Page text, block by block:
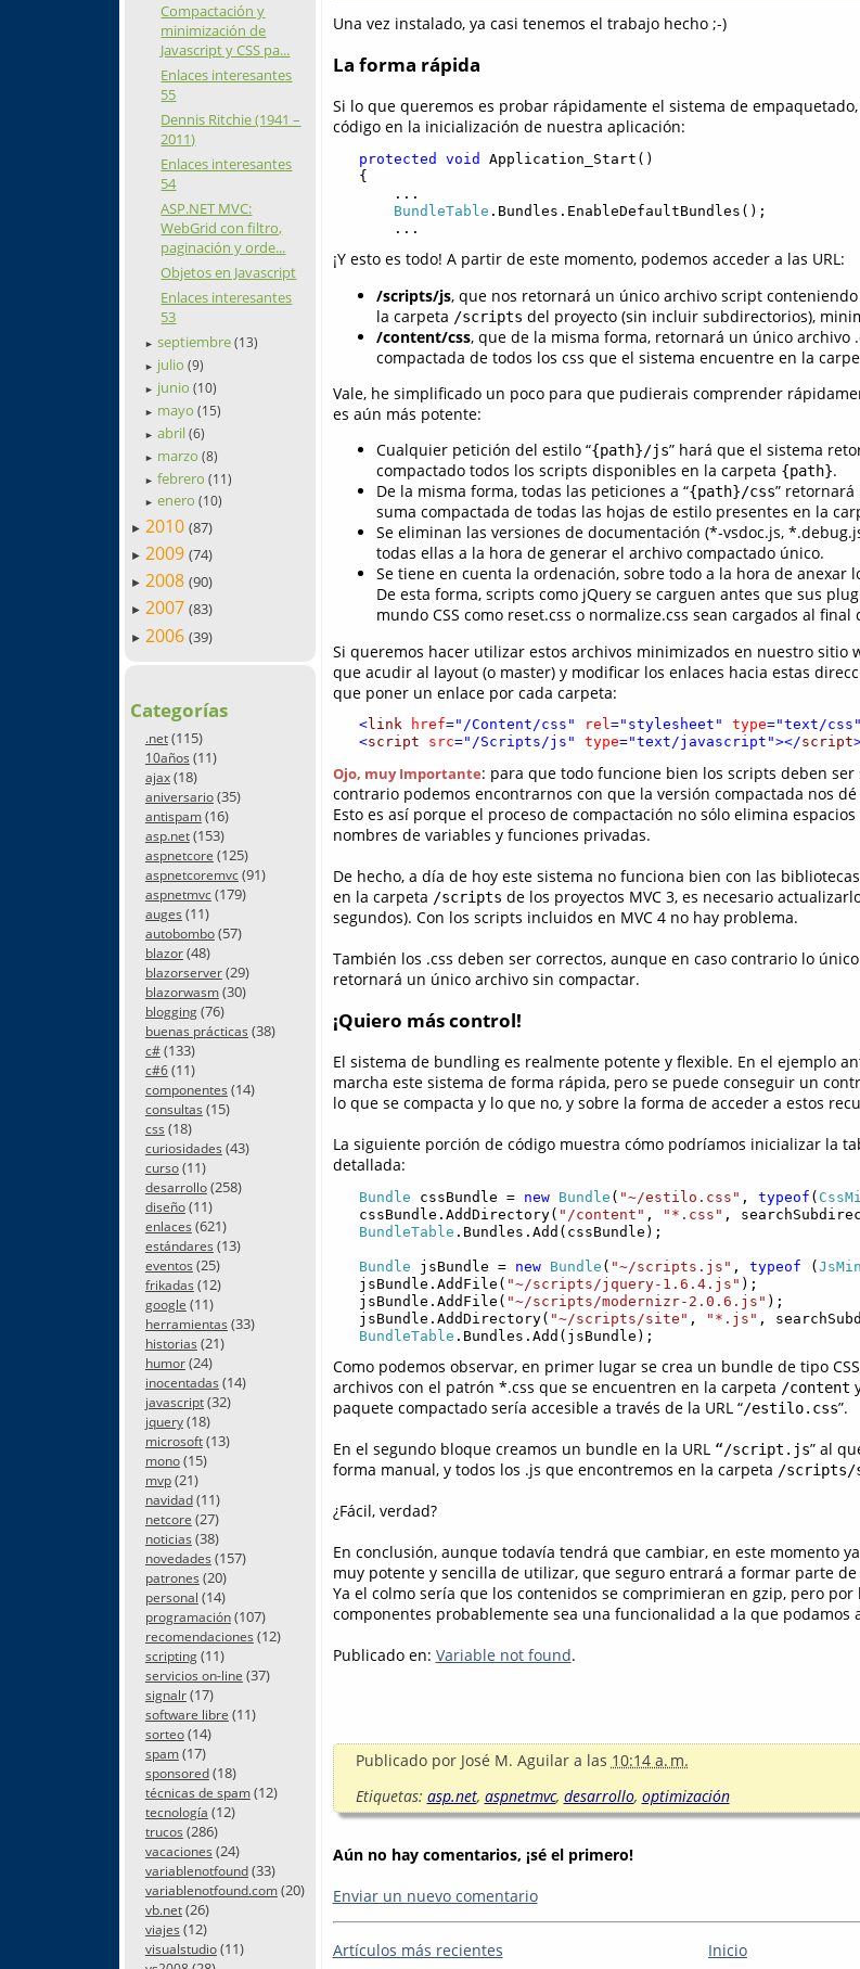
Compactación y
minimización de
Javascript y CSS pa...
Enlaces interesantes
55
Dennis Ritchie (1941 –
2011)
Enlaces interesantes
54
ASP.NET MVC:
WebGrid con filtro,
paginación y orde...
Objetos en Javascript
Enlaces interesantes
53
► septiembre(13)
► julio(9)
► junio(10)
► mayo(15)
► abril(6)
► marzo(8)
► febrero(11)
► enero(10)
► 2010 (87)
► 2009 (74)
► 2008 (90)
► 2007 (83)
► 2006 (39)
Categorías
.net(115)
10años (11)
ajax(18)
aniversario(35)
antispam(16)
asp.net(153)
aspnetcore (125)
aspnetcoremvc(91)
aspnetmvc(179)
auges (11)
autobombo(57)
blazor(48)
blazorserver(29)
blazorwasm(30)
blogging(76)
buenas prácticas (38)
c#(133)
c#6(11)
componentes (14)
consultas (15)
css (18)
curiosidades (43)
curso(11)
desarrollo(258)
diseño(11)
enlaces (621)
estándares (13)
eventos (25)
frikadas (12)
google (11)
herramientas (33)
historias (21)
humor(24)
inocentadas (14)
javascript(32)
jquery(18)
microsoft(13)
mono(15)
mvp(21)
navidad(11)
netcore (27)
noticias (38)
novedades (157)
patrones (20)
personal (14)
programación(107)
recomendaciones (12)
scripting(11)
servicios on-line (37)
signalr(17)
software libre (11)
sorteo(14)
spam(17)
sponsored(18)
técnicas de spam(12)
tecnología (12)
trucos (286)
vacaciones (24)
variablenotfound(33)
variablenotfound.com(20)
vb.net(26)
viajes (12)
visualstudio(11)
Una vez instalado, ya casi tenemos el trabajo hecho ;-)
La forma rápida
Si lo que queremos es probar rápidamente el sistema de
código en la inicialización de nuestra aplicación:
   protected
void Application_Start()
   {
       ...
BundleTable .Bundles.EnableDefaultBundles();
       ...
¡Y esto es todo! A partir de este momento, podemos acceder a las URL:
/scripts/js, que nos retornará un único archivo script
la carpeta /scripts del proyecto (sin incluir subdirectorios),
/content/css, que de la misma forma, retornará un único archivo
compactada de todos los css que el sistema encuentre en la
Vale, he simplificado un poco para que pudierais comprender
es aún más potente:
Cualquier petición del estilo “{path}/js” hará que el sistema
compactado todos los scripts disponibles en la carpeta {path}.
De la misma forma, todas las peticiones a “{path}/css” retornará
suma compactada de todas las hojas de estilo presentes en la
Se eliminan las versiones de documentación (*-vsdoc.js,
todas ellas a la hora de generar el archivo compactado único.
Se tiene en cuenta la ordenación, sobre todo a la hora de anexar
De esta forma, scripts como jQuery se carguen antes que sus
mundo CSS como reset.css o normalize.css sean cargados al
Si queremos hacer utilizar estos archivos minimizados en nuestro sitio
que acudir al layout (o master) y modificar los enlaces hacia estas
que poner un enlace por cada carpeta:
   <
link href="/Content/css" rel="stylesheet" type="text/css"
   <
script src="/Scripts/js" type="text/javascript"></script
Ojo, muy Importante: para que todo funcione bien los scripts deben
contrario podemos encontrarnos con que la versión compactada nos
Esto es así porque el proceso de compactación no sólo elimina
nombres de variables y funciones privadas.
De hecho, a día de hoy este sistema no funciona bien con las
en la carpeta /scripts de los proyectos MVC 3, es necesario
segundos). Con los scripts incluidos en MVC 4 no hay problema.
También los .css deben ser correctos, aunque en caso contrario lo
retornará un único archivo sin compactar.
¡Quiero más control!
El sistema de bundling es realmente potente y flexible. En el ejemplo
marcha este sistema de forma rápida, pero se puede conseguir un
lo que se compacta y lo que no, y sobre la forma de acceder a estos
La siguiente porción de código muestra cómo podríamos inicializar la
detallada:
   Bundle
cssBundle = new Bundle ( "~/estilo.css" , typeof (
   cssBundle.AddDirectory(
"/content" , "*.css" ,
   BundleTable
.Bundles.Add(cssBundle);
   Bundle
jsBundle = new Bundle ( "~/scripts.js" , typeof (
   jsBundle.AddFile(
"~/scripts/jquery-1.6.4.js" );
   jsBundle.AddFile(
"~/scripts/modernizr-2.0.6.js" );
   jsBundle.AddDirectory(
"~/scripts/site" , "*.js" ,
   BundleTable
.Bundles.Add(jsBundle);
Como podemos observar, en primer lugar se crea un bundle de tipo
archivos con el patrón *.css que se encuentren en la carpeta /content
paquete compactado sería accesible a través de la URL “/estilo.css”.
En el segundo bloque creamos un bundle en la URL “/script.js” al
forma manual, y todos los .js que encontremos en la carpeta /scripts/
¿Fácil, verdad?
En conclusión, aunque todavía tendrá que cambiar, en este momento
muy potente y sencilla de utilizar, que seguro entrará a formar parte
Ya el colmo sería que los contenidos se comprimieran en gzip, pero
componentes probablemente sea una funcionalidad a la que podamos
Publicado en: Variable not found.
Publicado por José M. Aguilar a las 10:14 a. m.
Etiquetas: asp.net, aspnetmvc, desarrollo, optimización
Aún no hay comentarios, ¡sé el primero!
Enviar un nuevo comentario
Artículos más recientes Inicio